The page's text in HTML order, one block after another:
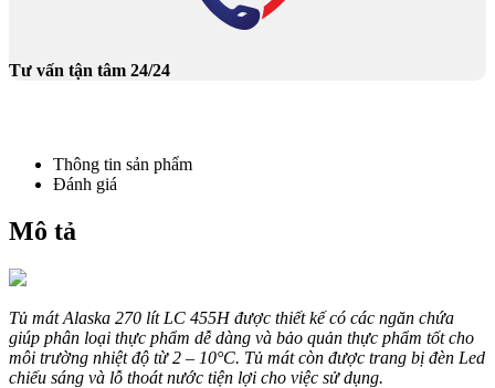
Tư vấn tận tâm 24/24
Thông tin sản phẩm
Đánh giá
Mô tả
Tủ mát Alaska 270 lít LC 455H được thiết kế có các ngăn chứa
giúp phân loại thực phẩm dễ dàng và bảo quản thực phẩm tốt cho
môi trường nhiệt độ từ 2 – 10°C. Tủ mát còn được trang bị đèn Led
chiếu sáng và lỗ thoát nước tiện lợi cho việc sử dụng.